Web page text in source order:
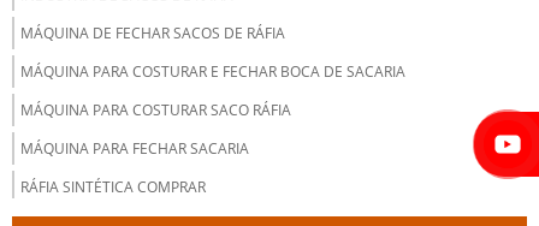
MÁQUINA DE FECHAR SACOS DE RÁFIA
MÁQUINA PARA COSTURAR E FECHAR BOCA DE SACARIA
MÁQUINA PARA COSTURAR SACO RÁFIA
MÁQUINA PARA FECHAR SACARIA
RÁFIA SINTÉTICA COMPRAR